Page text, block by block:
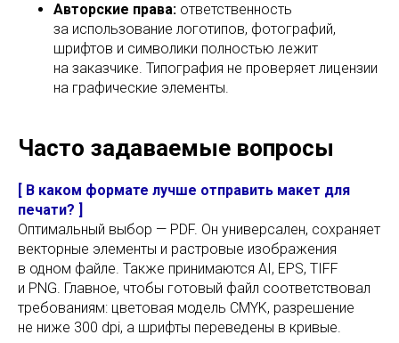
Авторские права: ответственность
за использование логотипов, фотографий,
шрифтов и символики полностью лежит
на заказчике. Типография не проверяет лицензии
на графические элементы.
Часто задаваемые вопросы
[ В каком формате лучше отправить макет для
печати? ]
Оптимальный выбор — PDF. Он универсален, сохраняет
векторные элементы и растровые изображения
в одном файле. Также принимаются AI, EPS, TIFF
и PNG. Главное, чтобы готовый файл соответствовал
требованиям: цветовая модель CMYK, разрешение
не ниже 300 dpi, а шрифты переведены в кривые.